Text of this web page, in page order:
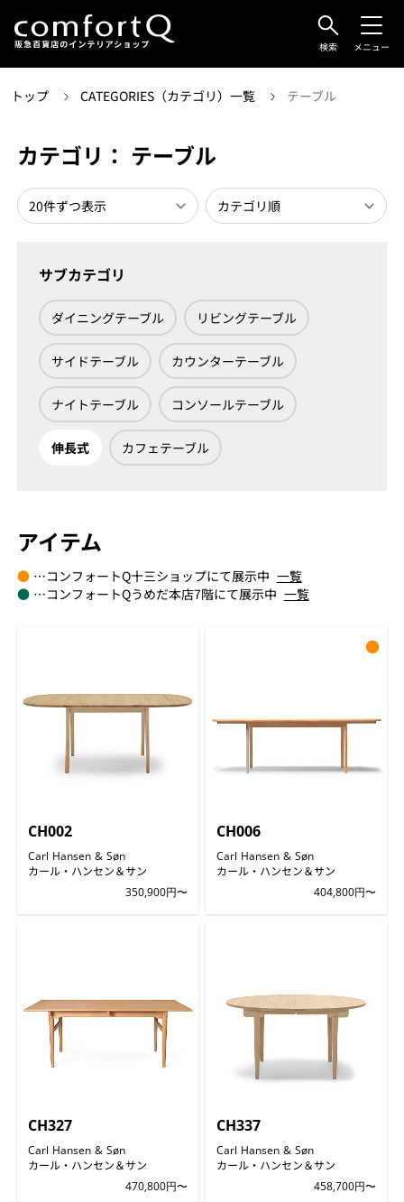
検索 メニュー
トップ CATEGORIES（カテゴリ）一覧 テーブル
カテゴリ： テーブル
サブカテゴリ
ダイニングテーブル リビングテーブル
サイドテーブル カウンターテーブル
ナイトテーブル コンソールテーブル
伸長式 カフェテーブル
アイテム
●…コンフォートQ十三ショップにて展示中 一覧
●…コンフォートQうめだ本店7階にて展示中 一覧
CH002
Carl Hansen & Søn
カール・ハンセン＆サン
350,900円〜
CH006
Carl Hansen & Søn
カール・ハンセン＆サン
404,800円〜
●
CH327
Carl Hansen & Søn
カール・ハンセン＆サン
470,800円〜
CH337
Carl Hansen & Søn
カール・ハンセン＆サン
458,700円〜